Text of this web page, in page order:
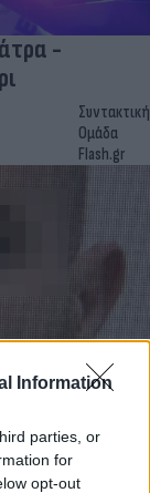
Information
parties, or
for
opt-out
-
Συντακτική
Ομάδα
Flash.gr